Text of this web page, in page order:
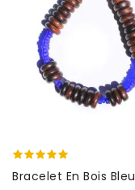
Bracelet En Bois Bleu